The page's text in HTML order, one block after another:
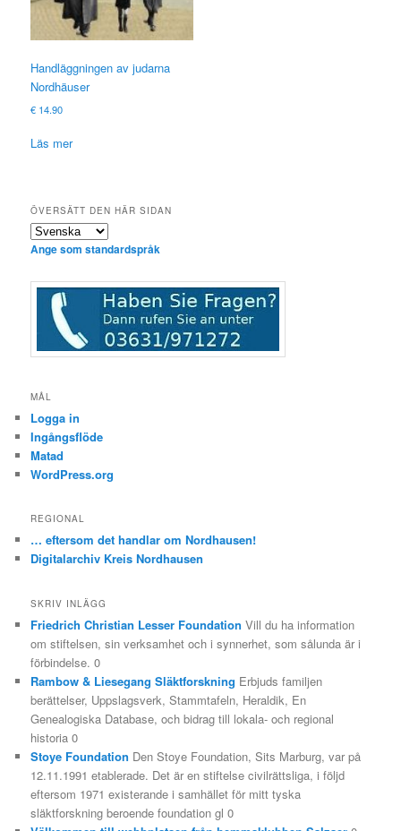
Handläggningen av judarna
Nordhäuser
€ 14.90
Läs mer
ÖVERSÄTT DEN HÄR SIDAN
Ange som standardspråk
MÅL
Logga in
Ingångsflöde
Matad
WordPress.org
REGIONAL
… eftersom det handlar om Nordhausen!
Digitalarchiv Kreis Nordhausen
SKRIV INLÄGG
Friedrich Christian Lesser Foundation Vill du ha information
om stiftelsen, sin verksamhet och i synnerhet, som sålunda är i
förbindelse. 0
Rambow & Liesegang Släktforskning Erbjuds familjen
berättelser, Uppslagsverk, Stammtafeln, Heraldik, En
Genealogiska Database, och bidrag till lokala- och regional
historia 0
Stoye Foundation Den Stoye Foundation, Sits Marburg, var på
12.11.1991 etablerade. Det är en stiftelse civilrättsliga, i följd
eftersom 1971 existerande i samhället för mitt tyska
släktforskning beroende foundation gl 0